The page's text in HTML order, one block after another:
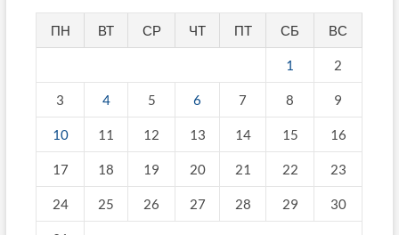
ПН ВТ СР ЧТ ПТ СБ ВС
1 2
3 4 5 6 7 8 9
10 11 12 13 14 15 16
17 18 19 20 21 22 23
24 25 26 27 28 29 30